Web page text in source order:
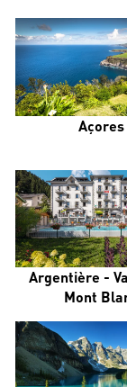
Açores
Argentière -
Mont